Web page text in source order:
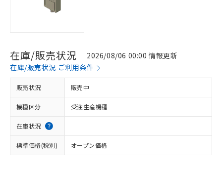
在庫/販売状況
2026/08/06 00:00 情報更新
在庫/販売状況 ご利用条件
販売状況 販売中
機種区分 受注生産機種
在庫状況
標準価格(税別) オープン価格